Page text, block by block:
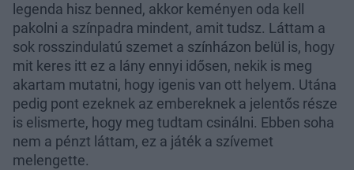
legenda hisz benned, akkor keményen oda kell
pakolni a színpadra mindent, amit tudsz. Láttam a
sok rosszindulatú szemet a színházon belül is, hogy
mit keres itt ez a lány ennyi idősen, nekik is meg
akartam mutatni, hogy igenis van ott helyem. Utána
pedig pont ezeknek az embereknek a jelentős része
is elismerte, hogy meg tudtam csinálni. Ebben soha
nem a pénzt láttam, ez a játék a szívemet
melengette.